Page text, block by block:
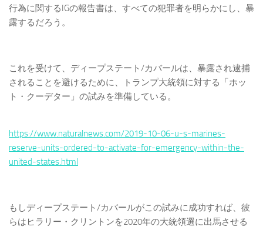
行為に関するIGの報告書は、すべての犯罪者を明らかにし、暴
露するだろう。
これを受けて、ディープステート/カバールは、暴露され逮捕
されることを避けるために、トランプ大統領に対する「ホッ
ト・クーデター」の試みを準備している。
https://www.naturalnews.com/2019-10-06-u-s-marines-
reserve-units-ordered-to-activate-for-emergency-within-the-
united-states.html
もしディープステート/カバールがこの試みに成功すれば、彼
らはヒラリー・クリントンを2020年の大統領選に出馬させる